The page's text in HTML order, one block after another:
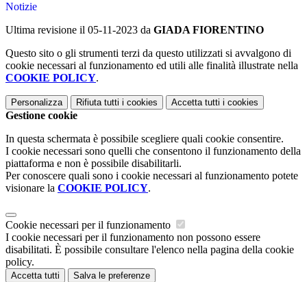
Notizie
Ultima revisione il 05-11-2023 da GIADA FIORENTINO
Questo sito o gli strumenti terzi da questo utilizzati si avvalgono di
cookie necessari al funzionamento ed utili alle finalità illustrate nella
COOKIE POLICY.
Personalizza Rifiuta tutti i cookies Accetta tutti i cookies
Gestione cookie
In questa schermata è possibile scegliere quali cookie consentire.
I cookie necessari sono quelli che consentono il funzionamento della
piattaforma e non è possibile disabilitarli.
Per conoscere quali sono i cookie necessari al funzionamento potete
visionare la COOKIE POLICY.
Cookie necessari per il funzionamento
I cookie necessari per il funzionamento non possono essere
disabilitati. È possibile consultare l'elenco nella pagina della cookie
policy.
Accetta tutti Salva le preferenze